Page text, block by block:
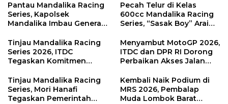
Pantau Mandalika Racing
Series, Kapolsek
Mandalika Imbau Generasi
Sirkuit, Bukan Jalan Raya
Pecah Telur di Kelas
600cc Mandalika Racing
Series, “Sasak Boy” Arai
Kemenangan
Tinjau Mandalika Racing
Series 2026, ITDC
Tegaskan Komitmen
Dampak Ekonomi
Kawasan
Menyambut MotoGP 2026,
ITDC dan DPR RI Dorong
Perbaikan Akses Jalan
di KEK Mandalika
Tinjau Mandalika Racing
Series, Mori Hanafi
Tegaskan Pemerintah
Kembali Naik Podium di
MRS 2026, Pembalap
Muda Lombok Barat